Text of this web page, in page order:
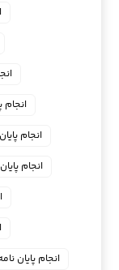
انجام
انجام
انجام
انجام پایان